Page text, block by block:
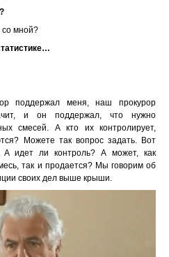
со мной?
поддержал меня, наш прокурор
и он поддержал, что нужно
смесей. А кто их контролирует,
Можете так вопрос задать. Вот
идет ли контроль? А может, как
так и продается? Мы говорим об
своих дел выше крыши.